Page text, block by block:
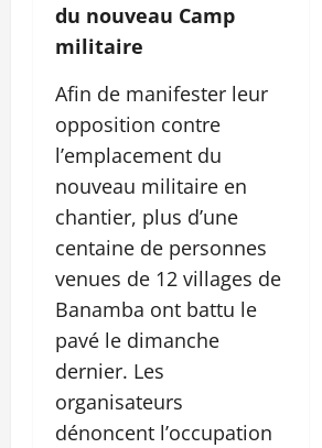
du nouveau Camp
militaire
Afin de manifester leur
opposition contre
l’emplacement du
nouveau militaire en
chantier, plus d’une
centaine de personnes
venues de 12 villages de
Banamba ont battu le
pavé le dimanche
dernier. Les
organisateurs
dénoncent l’occupation